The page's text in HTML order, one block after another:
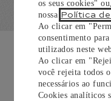
os seus cookies"
nossa Política
Ao clicar em
consentimento
utilizados neste
Ao clicar em
você rejeita todos
necessários ao
Cookies analíticos
Todos os pedidos
cuidadosamente
opção de